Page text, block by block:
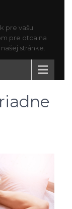
pre vašu
pre otca na
stránke.